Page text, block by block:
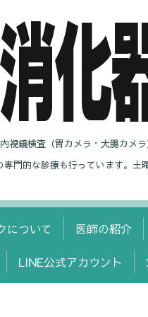
鏡検査（胃カメラ・大腸カメ
門的な診療も行っています。
について 医師の紹介
LINE公式アカウント